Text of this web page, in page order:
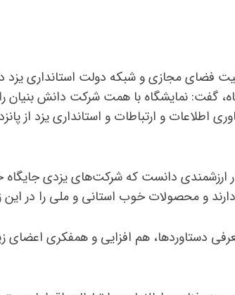
فضای مجازی و شبکه دولت استانداری یزد در
گفت: نمایشگاه با همت شرکت دانش بنیان
اطلاعات و ارتباطات و استانداری یزد از
ارزشمندی دانست که شرکت‌های یزدی
و محصولات خوب استانی و ملی را در این
دستاوردها، هم افزایی و همفکری اعضای